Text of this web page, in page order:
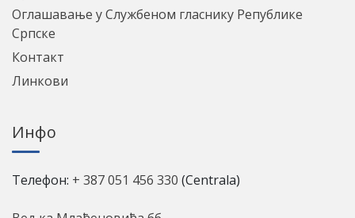
Оглашавање у Службеном гласнику Републике
Српске
Контакт
Линкови
Инфо
Телефон: + 387 051 456 330 (Centrala)